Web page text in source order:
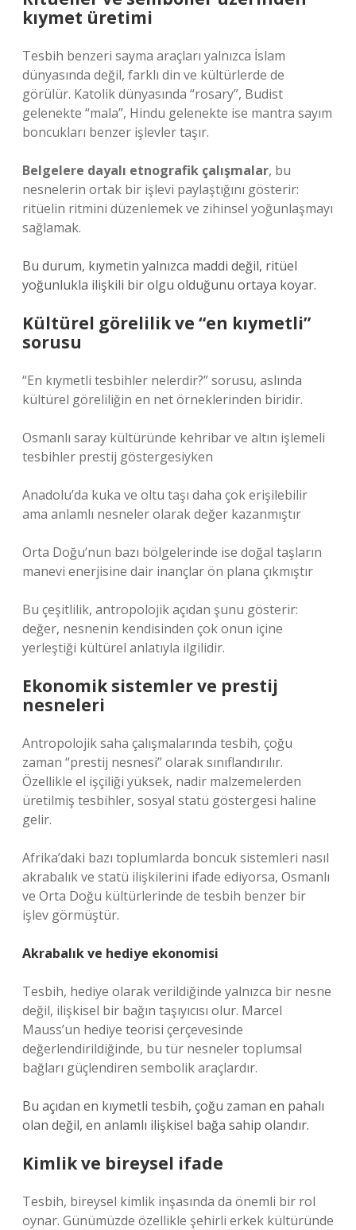
kıymet üretimi
Tesbih benzeri sayma araçları yalnızca İslam
dünyasında değil, farklı din ve kültürlerde de
görülür. Katolik dünyasında “rosary”, Budist
gelenekte “mala”, Hindu gelenekte ise mantra sayım
boncukları benzer işlevler taşır.
Belgelere dayalı etnografik çalışmalar, bu
nesnelerin ortak bir işlevi paylaştığını gösterir:
ritüelin ritmini düzenlemek ve zihinsel yoğunlaşmayı
sağlamak.
Bu durum, kıymetin yalnızca maddi değil, ritüel
yoğunlukla ilişkili bir olgu olduğunu ortaya koyar.
Kültürel görelilik ve “en kıymetli”
sorusu
“En kıymetli tesbihler nelerdir?” sorusu, aslında
kültürel göreliliğin en net örneklerinden biridir.
Osmanlı saray kültüründe kehribar ve altın işlemeli
tesbihler prestij göstergesiyken
Anadolu’da kuka ve oltu taşı daha çok erişilebilir
ama anlamlı nesneler olarak değer kazanmıştır
Orta Doğu’nun bazı bölgelerinde ise doğal taşların
manevi enerjisine dair inançlar ön plana çıkmıştır
Bu çeşitlilik, antropolojik açıdan şunu gösterir:
değer, nesnenin kendisinden çok onun içine
yerleştiği kültürel anlatıyla ilgilidir.
Ekonomik sistemler ve prestij
nesneleri
Antropolojik saha çalışmalarında tesbih, çoğu
zaman “prestij nesnesi” olarak sınıflandırılır.
Özellikle el işçiliği yüksek, nadir malzemelerden
üretilmiş tesbihler, sosyal statü göstergesi haline
gelir.
Afrika’daki bazı toplumlarda boncuk sistemleri nasıl
akrabalık ve statü ilişkilerini ifade ediyorsa, Osmanlı
ve Orta Doğu kültürlerinde de tesbih benzer bir
işlev görmüştür.
Akrabalık ve hediye ekonomisi
Tesbih, hediye olarak verildiğinde yalnızca bir nesne
değil, ilişkisel bir bağın taşıyıcısı olur. Marcel
Mauss’un hediye teorisi çerçevesinde
değerlendirildiğinde, bu tür nesneler toplumsal
bağları güçlendiren sembolik araçlardır.
Bu açıdan en kıymetli tesbih, çoğu zaman en pahalı
olan değil, en anlamlı ilişkisel bağa sahip olandır.
Kimlik ve bireysel ifade
Tesbih, bireysel kimlik inşasında da önemli bir rol
oynar. Günümüzde özellikle şehirli erkek kültüründe